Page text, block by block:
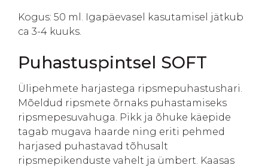
Kogus: 50 ml. Igapäevasel kasutamisel jätkub
ca 3-4 kuuks.
Puhastuspintsel SOFT
Ülipehmete harjastega ripsmepuhastushari.
Mõeldud ripsmete õrnaks puhastamiseks
ripsmepesuvahuga. Pikk ja õhuke käepide
tagab mugava haarde ning eriti pehmed
harjased puhastavad tõhusalt
ripsmepikenduste vahelt ja ümbert. Kaasas